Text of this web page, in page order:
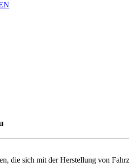
die sich mit der Herstellung von